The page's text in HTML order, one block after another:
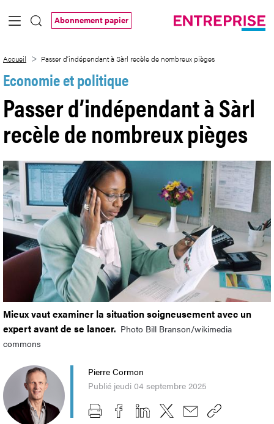
Saut au contenu principal
Abonnement papier
Accueil Passer d’indépendant à Sàrl recèle de nombreux pièges
Economie et politique
Passer d’indépendant à Sàrl
recèle de nombreux pièges
Mieux vaut examiner la situation soigneusement avec un
expert avant de se lancer. Photo Bill Branson/wikimedia
commons
Pierre Cormon
Publié jeudi 04 septembre 2025